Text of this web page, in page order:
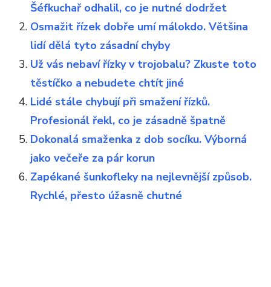
Šéfkuchař odhalil, co je nutné dodržet
Osmažit řízek dobře umí málokdo. Většina
lidí dělá tyto zásadní chyby
Už vás nebaví řízky v trojobalu? Zkuste toto
těstíčko a nebudete chtít jiné
Lidé stále chybují při smažení řízků.
Profesionál řekl, co je zásadně špatně
Dokonalá smaženka z dob socíku. Výborná
jako večeře za pár korun
Zapékané šunkofleky na nejlevnější způsob.
Rychlé, přesto úžasně chutné